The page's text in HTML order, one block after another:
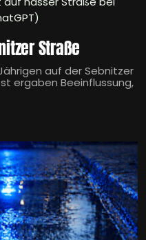
Straße
auf der Sebnitzer
ergaben Beeinflussung,